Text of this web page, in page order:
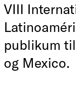
VIII
publikum
og Mexico.